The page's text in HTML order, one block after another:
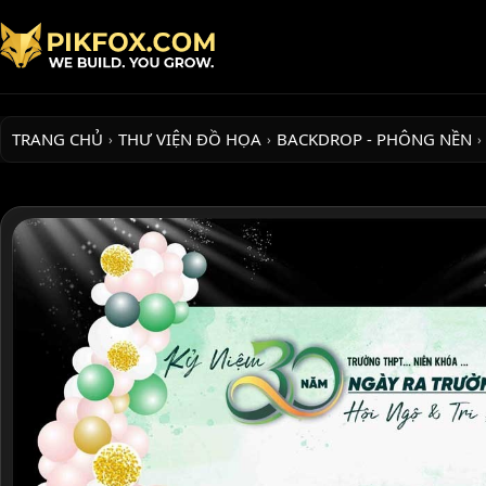
TRANG CHỦ › THƯ VIỆN ĐỒ HỌA › BACKDROP - PHÔNG NỀN ›